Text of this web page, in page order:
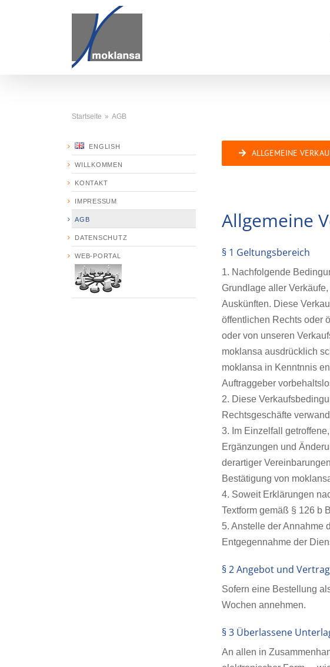
Startseite AGB
ENGLISH
WILLKOMMEN
KONTAKT
IMPRESSUM
AGB
DATENSCHUTZ
WEB-PORTAL
ALLGEMEINE
Allgemeine
§ 1 Geltungsbereich
1. Nachfolgende
Grundlage aller
Auskünften. Diese
öffentlichen Rechts oder
oder von unseren
moklansa ausdrücklich
moklansa in Kenntnnis
Auftraggeber
2. Diese
Rechtsgeschäfte
3. Im Einzelfall
Ergänzungen und
derartiger
Bestätigung von
4. Soweit Erklärungen
Textform gemäß § 126 b
5. Anstelle der Annahme
Entgegennahme der
§ 2 Angebot und
Sofern eine Bestellung
Wochen annehmen.
§ 3 Überlassene
An allen in